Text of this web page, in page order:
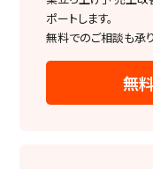
ポートします。
無料でのご相談も承
無